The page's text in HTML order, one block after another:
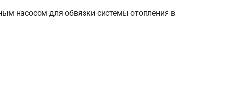
насосом для обвязки системы отопления в